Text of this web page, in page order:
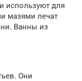
используют для
мазями лечат
Ванны из
Они